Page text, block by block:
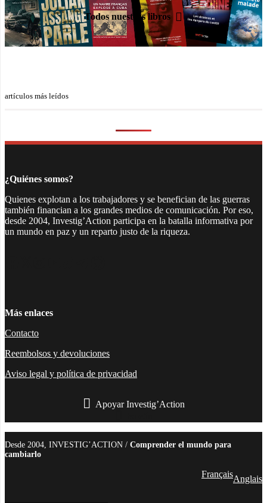
Todos nuestros libros
artículos más leídos
¿Quiénes somos?
Quienes explotan a los trabajadores y se benefician de las guerras
también financian a los grandes medios de comunicación. Por eso,
desde 2004, Investig’Action participa en la batalla informativa por
un mundo en paz y un reparto justo de la riqueza.
Más enlaces
Contacto
Reembolsos y devoluciones
Aviso legal y política de privacidad
Apoyar Investig’Action
Desde 2004, INVESTIG’ACTION / Comprender el mundo para
cambiarlo
FrançaisAnglais